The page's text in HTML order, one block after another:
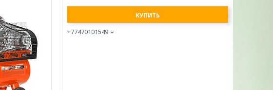
КУПИТЬ
+77470101549